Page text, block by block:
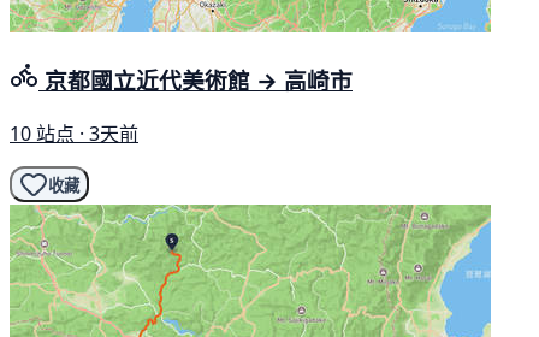
京都國立近代美術館 → 高崎市
10 站点 · 3天前
收藏